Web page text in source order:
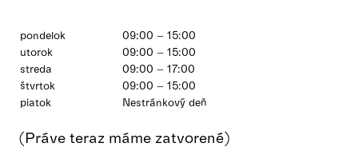
pondelok
09:00 – 15:00
utorok
09:00 – 15:00
streda
09:00 – 17:00
štvrtok
09:00 – 15:00
piatok
Nestránkový deň
(Práve teraz máme zatvorené)